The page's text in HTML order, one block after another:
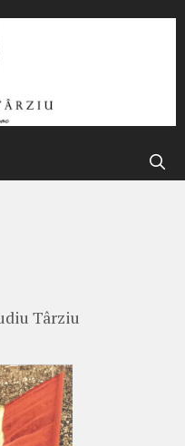
Târziu